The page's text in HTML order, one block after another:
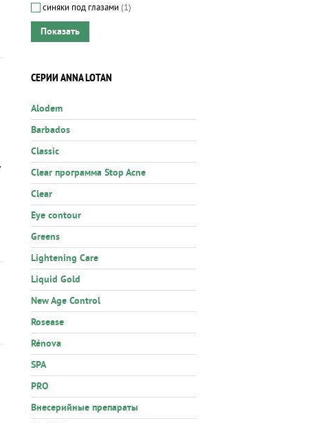
синяки под глазами (1)
СЕРИИ ANNA LOTAN
Alodem
Barbados
Classic
Clear программа Stop Acne
Clear
Eye contour
Greens
Lightening Care
Liquid Gold
New Age Control
Rosease
Rénova
SPA
PRO
Внесерийные препараты